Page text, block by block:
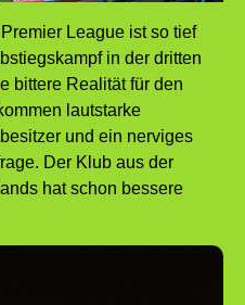
League ist so tief
in der dritten
bittere Realität für den
lautstarke
und ein nerviges
Der Klub aus der
hat schon bessere